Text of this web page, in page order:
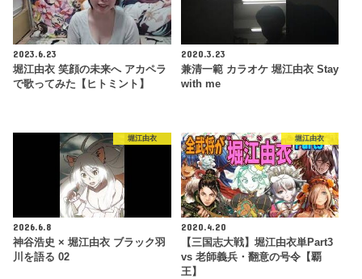
2023.6.23
堀江由衣 笑顔の未来へ アカペラ
で歌ってみた【ヒトミント】
2020.3.23
兼清一範 カラオケ 堀江由衣 Stay
with me
堀江由衣
2026.6.8
神谷浩史 × 堀江由衣 ブラック羽
川を語る 02
堀江由衣
2020.4.20
【三国志大戦】堀江由衣単Part3
vs 老師義兵・翻意の号令【覇
王】